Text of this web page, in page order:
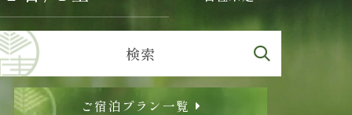
検索
ご宿泊プラン一覧